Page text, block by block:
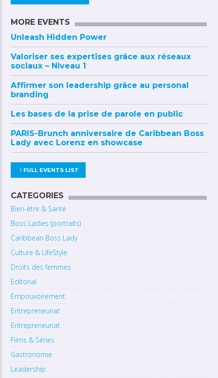
MORE EVENTS
Unleash Hidden Power
Valoriser ses expertises grâce aux réseaux
sociaux – Niveau 1
Affirmer son leadership grâce au personal
branding
Les bases de la prise de parole en public
PARIS-Brunch anniversaire de Caribbean Boss
Lady avec Lorenz en showcase
FULL EVENTS LIST
CATEGORIES
Bien-être & Santé
Boss Ladies (portraits)
Caribbean Boss Lady
Culture & LifeStyle
Droits des femmes
Editorial
Empouvoirement
Entrepreneuriat
Entrepreneuriat
Films & Séries
Gastronomie
Leadership